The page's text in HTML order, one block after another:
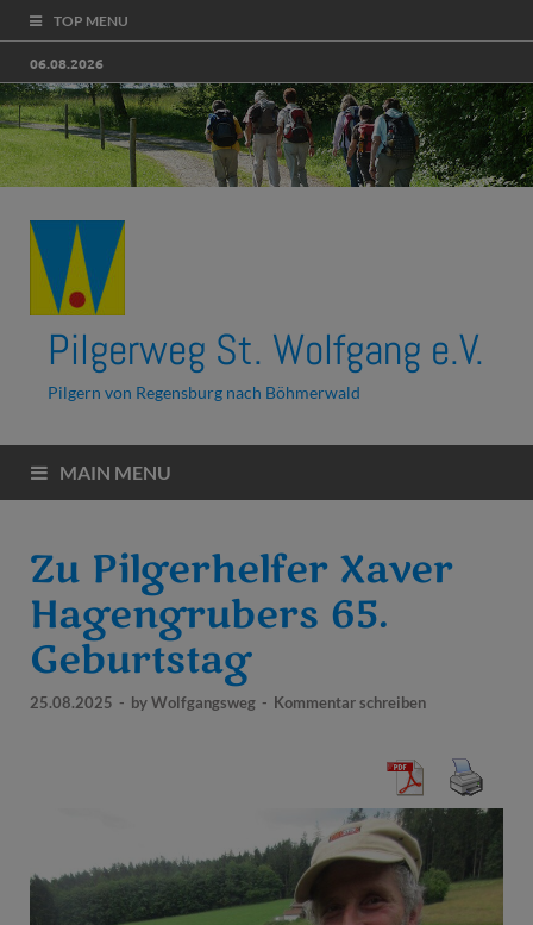
TOP MENU
06.08.2026
Pilgerweg St. Wolfgang e.V.
Pilgern von Regensburg nach Böhmerwald
MAIN MENU
Zu Pilgerhelfer Xaver
Hagengrubers 65.
Geburtstag
25.08.2025 - byWolfgangsweg - Kommentar schreiben